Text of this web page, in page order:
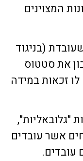
המצוינים
(בניגוד
את סטטוס
זכאות במידה
"גלובאליות",
אשר עובדים
עובדים.